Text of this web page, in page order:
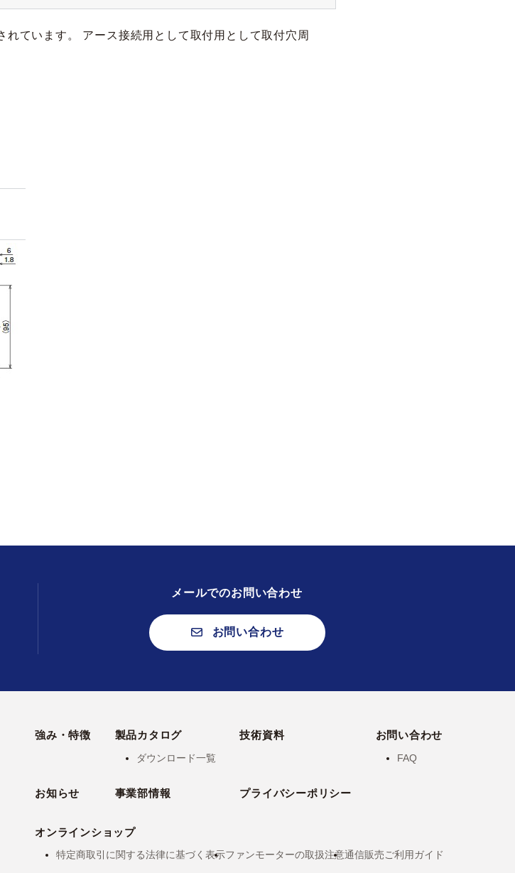
ています。 アース接続用として取付用として取付穴周
メールでのお問い合わせ
お問い合わせ
強み・特徴 製品カタログ
ダウンロード一覧
技術資料 お問い合わせ
FAQ
お知らせ 事業部情報 プライバシーポリシー
オンラインショップ
特定商取引に関する法律に基づく表示ファンモーターの取扱注意通信販売ご利用ガイド